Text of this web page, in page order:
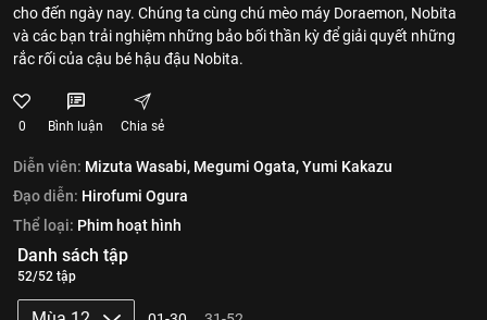
cho đến ngày nay. Chúng ta cùng chú mèo máy Doraemon, Nobita
và các bạn trải nghiệm những bảo bối thần kỳ để giải quyết những
rắc rối của cậu bé hậu đậu Nobita.
0 Bình luận Chia sẻ
Diễn viên: Mizuta Wasabi, Megumi Ogata,Yumi Kakazu
Đạo diễn: Hirofumi Ogura
Thể loại: Phim hoạt hình
Danh sách tập
52/52 tập